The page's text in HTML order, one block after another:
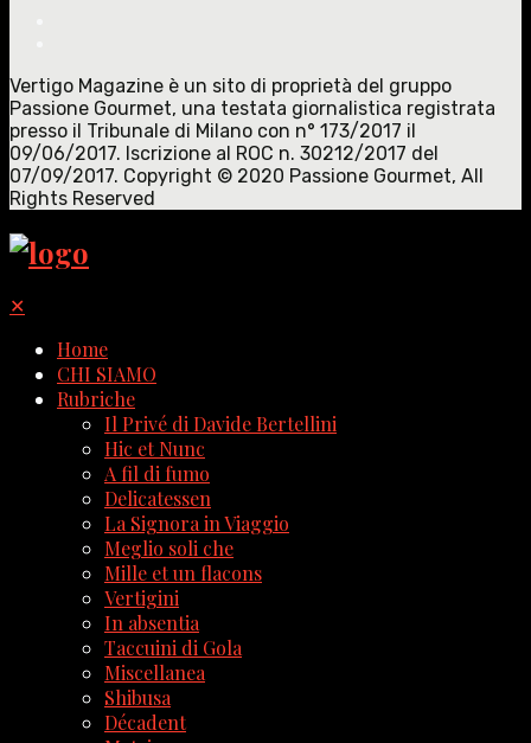
Vertigo Magazine è un sito di proprietà del gruppo
Passione Gourmet, una testata giornalistica registrata
presso il Tribunale di Milano con n° 173/2017 il
09/06/2017. Iscrizione al ROC n. 30212/2017 del
07/09/2017. Copyright © 2020 Passione Gourmet, All
Rights Reserved
✕
Home
CHI SIAMO
Rubriche
Il Privé di Davide Bertellini
Hic et Nunc
A fil di fumo
Delicatessen
La Signora in Viaggio
Meglio soli che
Mille et un flacons
Vertigini
In absentia
Taccuini di Gola
Miscellanea
Shibusa
Décadent